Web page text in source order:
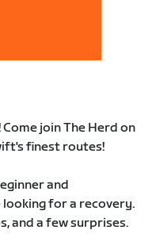
join The Herd on
finest routes!
and
for a recovery.
and a few surprises.